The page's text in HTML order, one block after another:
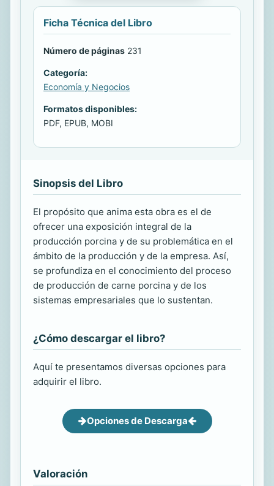
Ficha Técnica del Libro
Número de páginas 231
Categoría:
Economía y Negocios
Formatos disponibles:
PDF, EPUB, MOBI
Sinopsis del Libro
El propósito que anima esta obra es el de
ofrecer una exposición integral de la
producción porcina y de su problemática en el
ámbito de la producción y de la empresa. Así,
se profundiza en el conocimiento del proceso
de producción de carne porcina y de los
sistemas empresariales que lo sustentan.
¿Cómo descargar el libro?
Aquí te presentamos diversas opciones para
adquirir el libro.
Opciones de Descarga
Valoración